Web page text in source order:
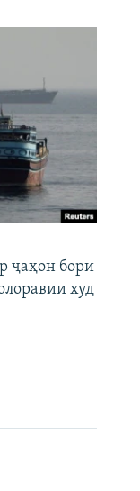
ҷаҳон бори
худ